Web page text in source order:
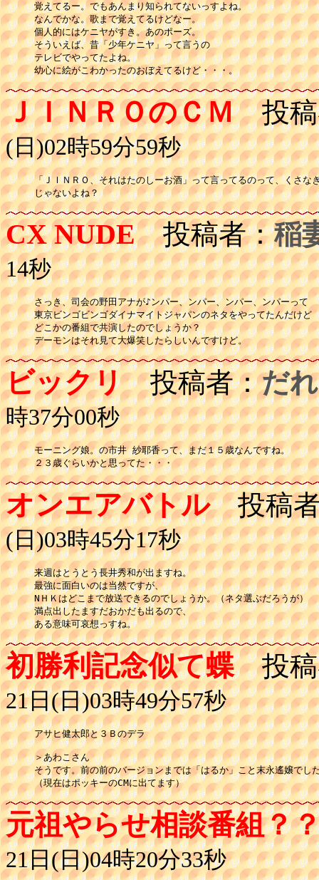
覚えてるー。でもあんまり知られてないっすよね。
なんでかな。歌まで覚えてるけどなー。
個人的にはケニヤがすき。あのポーズ。
そういえば、昔「少年ケニヤ」って言うの
テレビでやってたよね。
幼心に絵がこわかったのおぼえてるけど・・・。
ＪＩＮＲＯのＣＭ投稿
(日)02時59分59秒
「ＪＩＮＲＯ、それはたのしーお酒」って言ってるのって、くさ
じゃないよね？
CX NUDE投稿者：稲
14秒
さっき、司会の野田アナが♪ンパー、ンパー、ンパー、ンパーって
東京ビンゴビンゴダイナマイトジャパンのネタをやってたんだけど
どこかの番組で共演したのでしょうか？
デーモンはそれ見て大爆笑したらしいんですけど。
ビックリ投稿者：だ
時37分00秒
モーニング娘。の市井 紗耶香って、まだ１５歳なんですね。
２３歳ぐらいかと思ってた・・・
オンエアバトル投稿
(日)03時45分17秒
来週はとうとう長井秀和が出ますね。
最強に面白いのは当然ですが、
NＨＫはどこまで放送できるのでしょうか。（ネタ選ぶだろうが）
満点出したますだおかだも出るので、
ある意味可哀想っすね。
初勝利記念似て蝶投稿
21日(日)03時49分57秒
アサヒ健太郎と３Ｂのデラ
＞あわこさん
そうです。前の前のバージョンまでは「はるか」こと末永遙嬢でし
（現在はポッキーのCMに出てます）
元祖やらせ相談番組？
21日(日)04時20分33秒